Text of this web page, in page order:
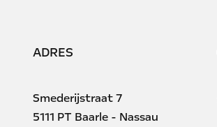
ADRES
Smederijstraat 7
5111 PT Baarle - Nassau